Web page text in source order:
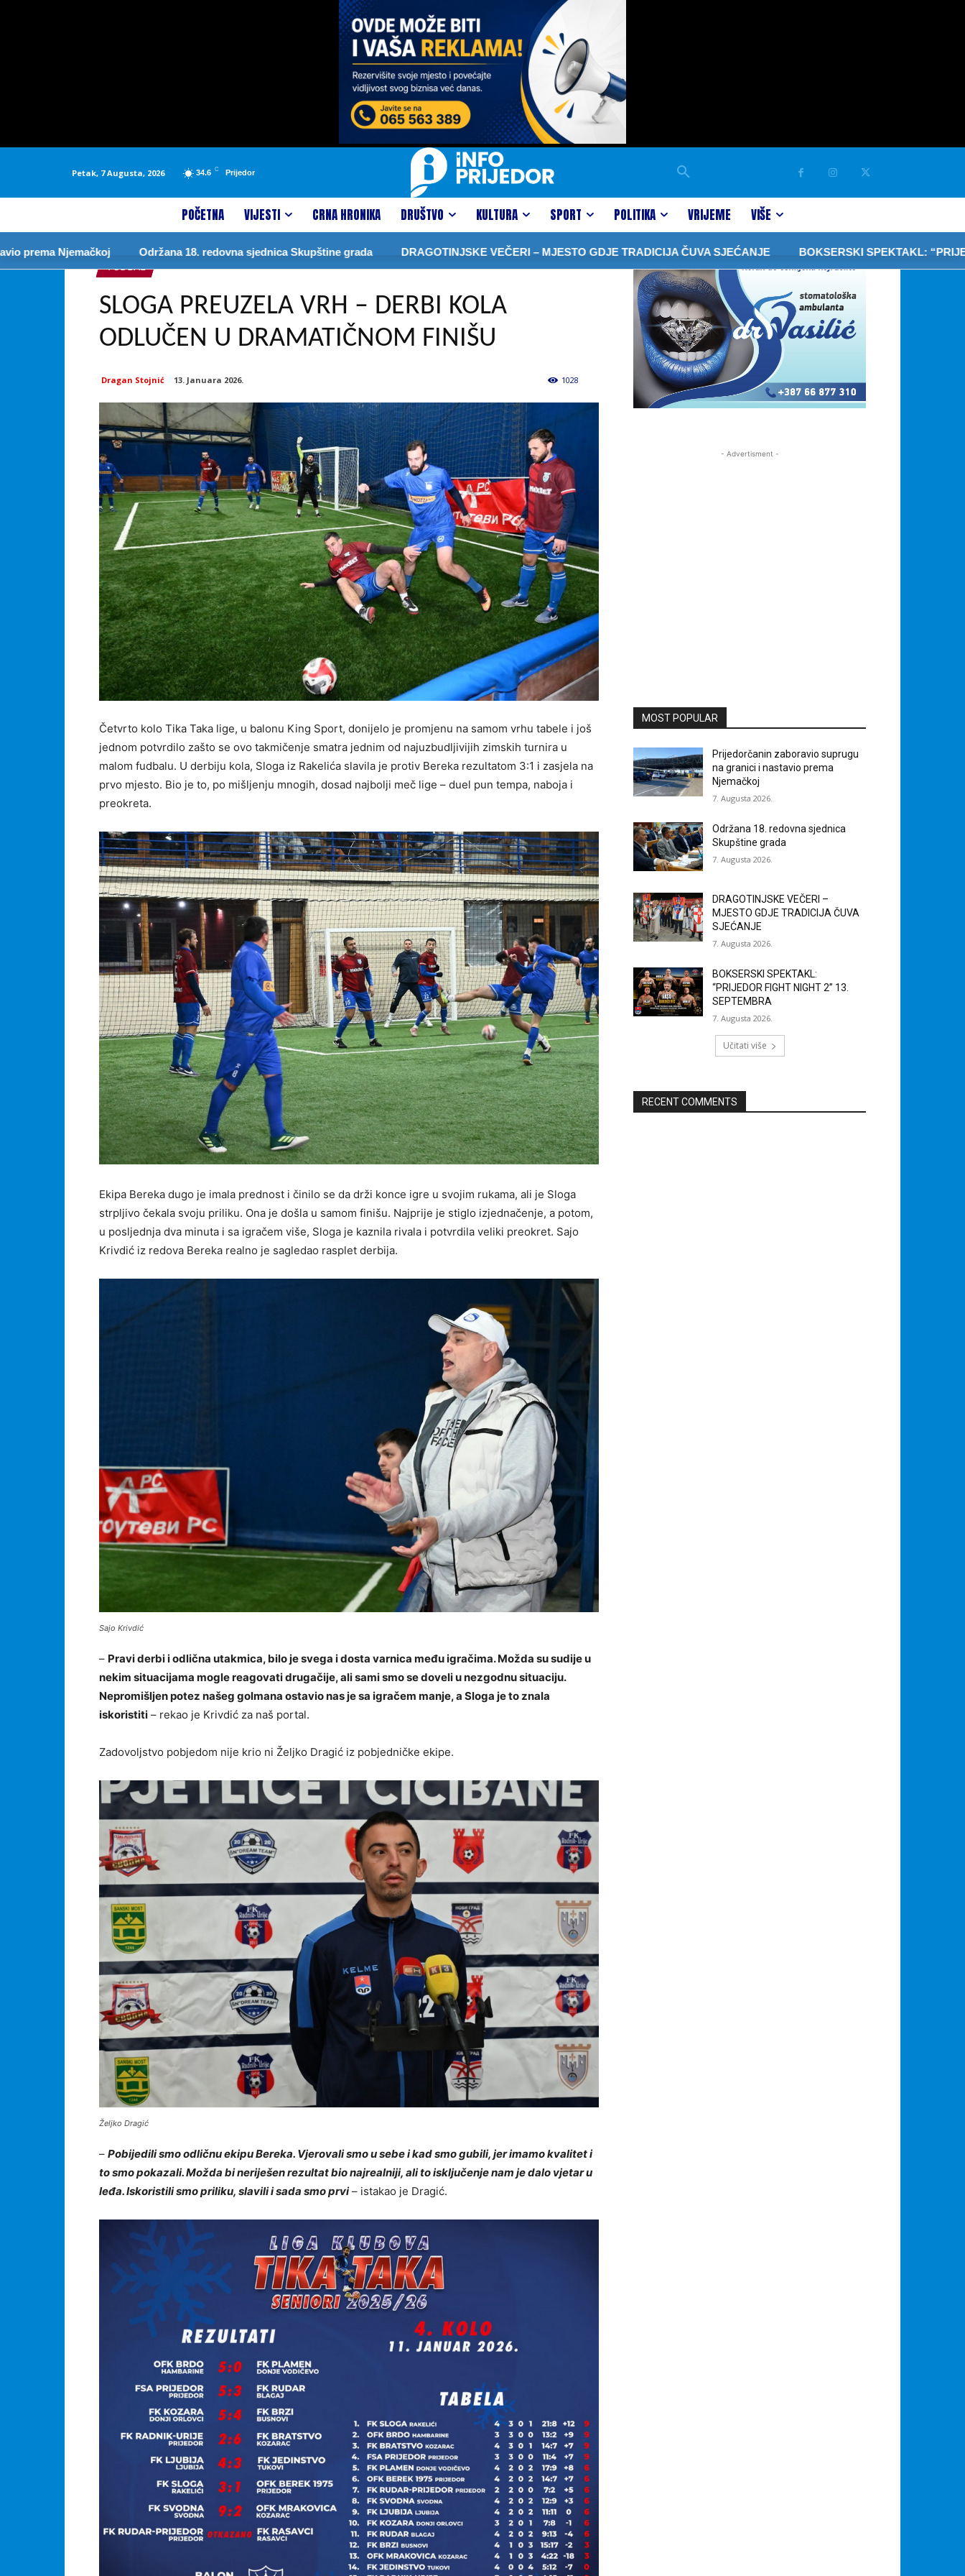
Petak, 7 Augusta, 2026 34.6 C Prijedor
POČETNA VIJESTI CRNA HRONIKA DRUŠTVO KULTURA SPORT POLITIKA VRIJEME VIŠE
Održana 18. redovna sjednica Skupštine grada DRAGOTINJSKE VEČERI – MJESTO GDJE TRADICIJA ČUVA SJEĆANJE BOKSERSKI SPEKTAKL: “PRIJEDOR FIGHT
FUDBAL
SLOGA PREUZELA VRH – DERBI KOLA
ODLUČEN U DRAMATIČNOM FINIŠU
Dragan Stojnić 13. Januara 2026. 1028
Četvrto kolo Tika Taka lige, u balonu King Sport, donijelo je promjenu na samom vrhu tabele i još
jednom potvrdilo zašto se ovo takmičenje smatra jednim od najuzbudljivijih zimskih turnira u
malom fudbalu. U derbiju kola, Sloga iz Rakelića slavila je protiv Bereka rezultatom 3:1 i zasjela na
prvo mjesto. Bio je to, po mišljenju mnogih, dosad najbolji meč lige – duel pun tempa, naboja i
preokreta.
Ekipa Bereka dugo je imala prednost i činilo se da drži konce igre u svojim rukama, ali je Sloga
strpljivo čekala svoju priliku. Ona je došla u samom finišu. Najprije je stiglo izjednačenje, a potom,
u posljednja dva minuta i sa igračem više, Sloga je kaznila rivala i potvrdila veliki preokret. Sajo
Krivdić iz redova Bereka realno je sagledao rasplet derbija.
Sajo Krivdić
– Pravi derbi i odlična utakmica, bilo je svega i dosta varnica među igračima. Možda su sudije u
nekim situacijama mogle reagovati drugačije, ali sami smo se doveli u nezgodnu situaciju.
Nepromišljen potez našeg golmana ostavio nas je sa igračem manje, a Sloga je to znala
iskoristiti – rekao je Krivdić za naš portal.
Zadovoljstvo pobjedom nije krio ni Željko Dragić iz pobjedničke ekipe.
Željko Dragić
– Pobijedili smo odličnu ekipu Bereka. Vjerovali smo u sebe i kad smo gubili, jer imamo kvalitet i
to smo pokazali. Možda bi neriješen rezultat bio najrealniji, ali to isključenje nam je dalo vjetar u
leđa. Iskoristili smo priliku, slavili i sada smo prvi– istakao je Dragić.
- Advertisment -
MOST POPULAR
Prijedorčanin zaboravio suprugu
na granici i nastavio prema
Njemačkoj
7. Augusta 2026.
Održana 18. redovna sjednica
Skupštine grada
7. Augusta 2026.
DRAGOTINJSKE VEČERI –
MJESTO GDJE TRADICIJA ČUVA
SJEĆANJE
7. Augusta 2026.
BOKSERSKI SPEKTAKL:
“PRIJEDOR FIGHT NIGHT 2” 13.
SEPTEMBRA
7. Augusta 2026.
Učitati više
RECENT COMMENTS